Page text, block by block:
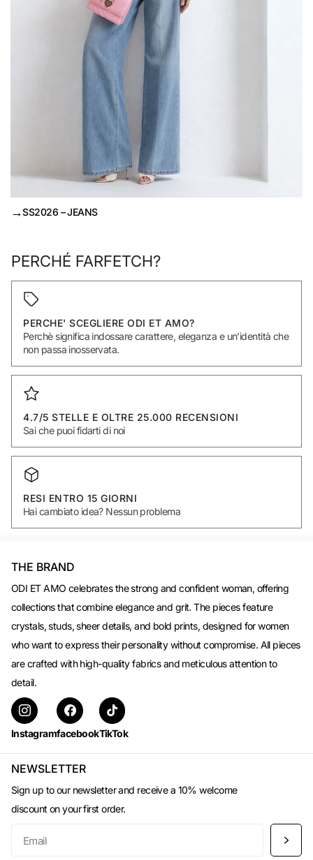
→SS2026 – JEANS
PERCHÉ FARFETCH?
PERCHE' SCEGLIERE ODI ET AMO?
Perchè significa indossare carattere, eleganza e un’identità che
non passa inosservata.
4.7/5 STELLE E OLTRE 25.000 RECENSIONI
Sai che puoi fidarti di noi
RESI ENTRO 15 GIORNI
Hai cambiato idea? Nessun problema
THE BRAND
ODI ET AMO celebrates the strong and confident woman, offering
collections that combine elegance and grit. The pieces feature
crystals, studs, sheer details, and bold prints, designed for women
who want to express their personality without compromise. All pieces
are crafted with high-quality fabrics and meticulous attention to
detail.
InstagramfacebookTikTok
NEWSLETTER
Sign up to our newsletter and receive a 10% welcome
discount on your first order.